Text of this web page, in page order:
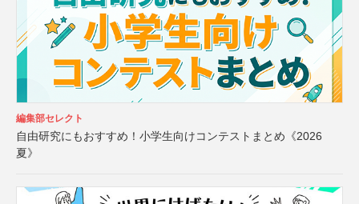
編集部セレクト
自由研究にもおすすめ！小学生向けコンテストまとめ《2026
夏》